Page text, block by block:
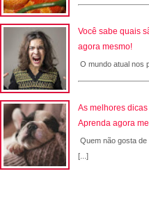
Você sabe quais
agora mesmo!
O mundo atual nos
As melhores
Aprenda agora
Quem não gosta
[...]